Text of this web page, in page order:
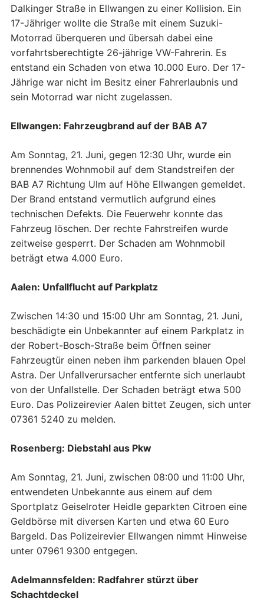
Dalkinger Straße in Ellwangen zu einer Kollision. Ein
17-Jähriger wollte die Straße mit einem Suzuki-
Motorrad überqueren und übersah dabei eine
vorfahrtsberechtigte 26-jährige VW-Fahrerin. Es
entstand ein Schaden von etwa 10.000 Euro. Der 17-
Jährige war nicht im Besitz einer Fahrerlaubnis und
sein Motorrad war nicht zugelassen.
Ellwangen: Fahrzeugbrand auf der BAB A7
Am Sonntag, 21. Juni, gegen 12:30 Uhr, wurde ein
brennendes Wohnmobil auf dem Standstreifen der
BAB A7 Richtung Ulm auf Höhe Ellwangen gemeldet.
Der Brand entstand vermutlich aufgrund eines
technischen Defekts. Die Feuerwehr konnte das
Fahrzeug löschen. Der rechte Fahrstreifen wurde
zeitweise gesperrt. Der Schaden am Wohnmobil
beträgt etwa 4.000 Euro.
Aalen: Unfallflucht auf Parkplatz
Zwischen 14:30 und 15:00 Uhr am Sonntag, 21. Juni,
beschädigte ein Unbekannter auf einem Parkplatz in
der Robert-Bosch-Straße beim Öffnen seiner
Fahrzeugtür einen neben ihm parkenden blauen Opel
Astra. Der Unfallverursacher entfernte sich unerlaubt
von der Unfallstelle. Der Schaden beträgt etwa 500
Euro. Das Polizeirevier Aalen bittet Zeugen, sich unter
07361 5240 zu melden.
Rosenberg: Diebstahl aus Pkw
Am Sonntag, 21. Juni, zwischen 08:00 und 11:00 Uhr,
entwendeten Unbekannte aus einem auf dem
Sportplatz Geiselroter Heidle geparkten Citroen eine
Geldbörse mit diversen Karten und etwa 60 Euro
Bargeld. Das Polizeirevier Ellwangen nimmt Hinweise
unter 07961 9300 entgegen.
Adelmannsfelden: Radfahrer stürzt über
Schachtdeckel